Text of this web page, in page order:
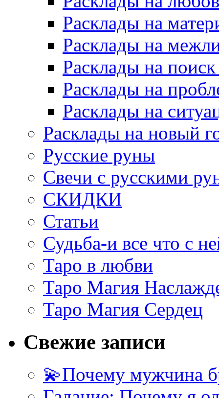
Расклады на
Расклады на
Расклады на
Расклады на
Расклады на
Расклады на новый
Русские руны
Свечи с русскими
СКИДКИ
Статьи
Судьба-и все что с
Таро в любви
Таро Магия
Таро Магия Сердец
Свежие записи
💫Почему мужчина